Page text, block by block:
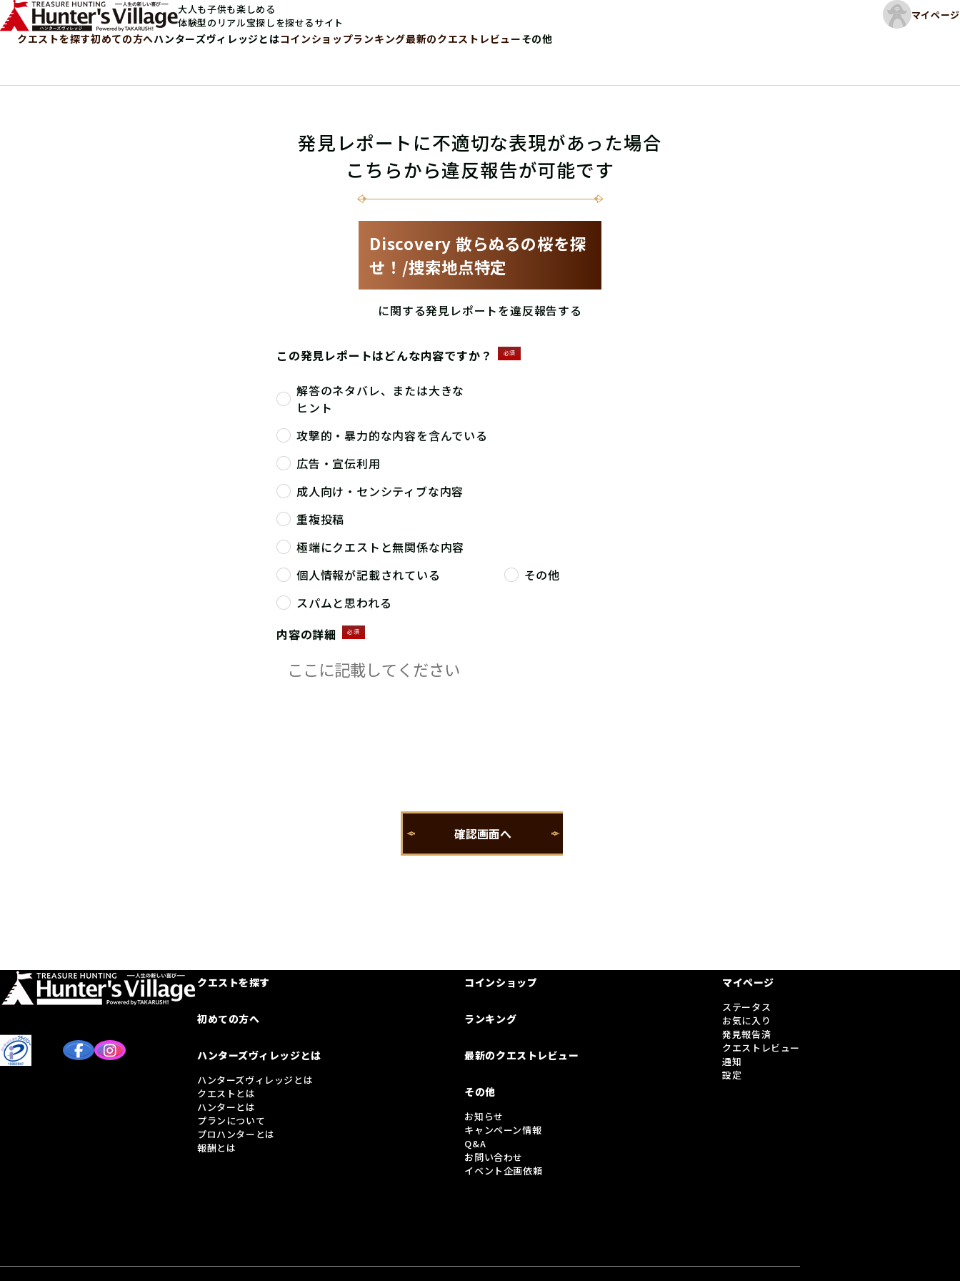
大人も子供も楽しめる
体験型のリアル宝探しを探せるサイト
マイページ
クエストを探す初めての方へハンターズヴィレッジとはコインショップランキング最新のクエストレビューその他
発見レポートに不適切な表現があった場合
こちらから違反報告が可能です
Discovery 散らぬるの桜を探
せ！/捜索地点特定
に関する発見レポートを違反報告する
この発見レポートはどんな内容ですか？ 必須
解答のネタバレ、または大きな
ヒント
攻撃的・暴力的な内容を含んでいる
広告・宣伝利用
成人向け・センシティブな内容
重複投稿
極端にクエストと無関係な内容
個人情報が記載されている
その他
スパムと思われる
内容の詳細
必須
クエストを探す
初めての方へ
ハンターズヴィレッジとは
ハンターズヴィレッジとは
クエストとは
ハンターとは
プランについて
プロハンターとは
報酬とは
コインショップ
ランキング
最新のクエストレビュー
その他
お知らせ
キャンペーン情報
Q&A
お問い合わせ
イベント企画依頼
マイページ
ステータス
お気に入り
発見報告済
クエストレビュー
通知
設定